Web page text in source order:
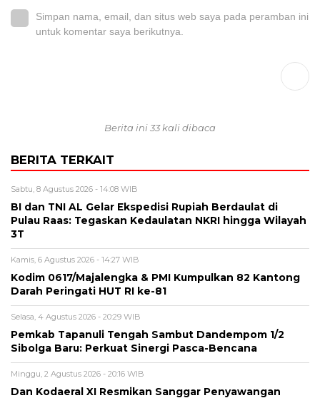
Simpan nama, email, dan situs web saya pada peramban ini
untuk komentar saya berikutnya.
Berita ini 33 kali dibaca
BERITA TERKAIT
Sabtu, 8 Agustus 2026 - 14:08 WIB
BI dan TNI AL Gelar Ekspedisi Rupiah Berdaulat di
Pulau Raas: Tegaskan Kedaulatan NKRI hingga Wilayah
3T
Kamis, 6 Agustus 2026 - 14:27 WIB
Kodim 0617/Majalengka & PMI Kumpulkan 82 Kantong
Darah Peringati HUT RI ke-81
Selasa, 4 Agustus 2026 - 20:29 WIB
Pemkab Tapanuli Tengah Sambut Dandempom 1/2
Sibolga Baru: Perkuat Sinergi Pasca-Bencana
Minggu, 2 Agustus 2026 - 20:16 WIB
Dan Kodaeral XI Resmikan Sanggar Penyawangan